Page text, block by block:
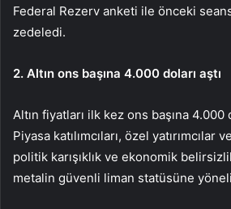
Federal Rezerv anketi ile önceki
zedeledi.
2. Altın ons başına 4.000 doları aştı
Altın fiyatları ilk kez ons başına 4.000
Piyasa katılımcıları, özel yatırımcılar
politik karışıklık ve ekonomik
metalin güvenli liman statüsüne